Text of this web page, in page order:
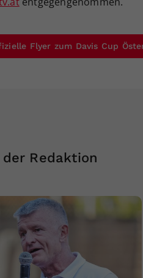
Flyer zum Davis Cup
Redaktion